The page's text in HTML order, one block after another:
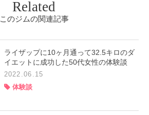
Related
このジムの関連記事
ライザップに10ヶ月通って32.5キロのダ
イエットに成功した50代女性の体験談
2022.06.15
体験談